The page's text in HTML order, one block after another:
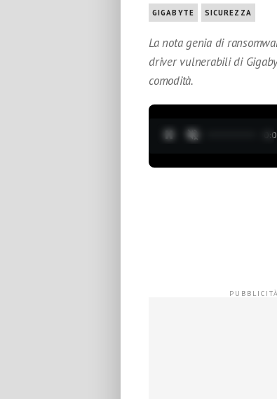
GIGABYTE SICUREZZA
La nota genia di
driver vulnerabili di
comodità.